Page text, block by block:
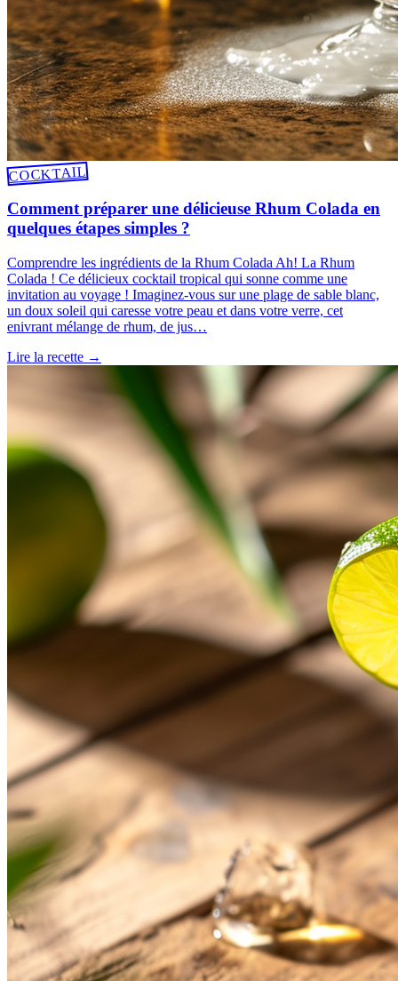
COCKTAIL
Comment préparer une délicieuse Rhum Colada en
quelques étapes simples ?
Comprendre les ingrédients de la Rhum Colada Ah! La Rhum
Colada ! Ce délicieux cocktail tropical qui sonne comme une
invitation au voyage ! Imaginez-vous sur une plage de sable blanc,
un doux soleil qui caresse votre peau et dans votre verre, cet
enivrant mélange de rhum, de jus…
Lire la recette →